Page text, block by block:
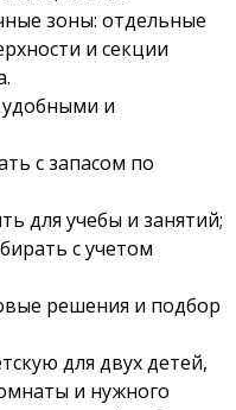
зоны: отдельные
и секции
и
с запасом по
для учебы и занятий;
с учетом
решения и подбор
для двух детей,
и нужного